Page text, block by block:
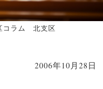
コラム 北支区
2006年10月28日